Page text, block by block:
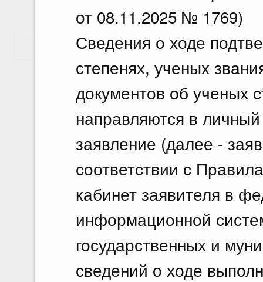
от 08.11.2025 № 1769)
Сведения о ходе
степенях, ученых
документов об ученых
направляются в
заявление (далее -
соответствии с
кабинет заявителя в
информационной
государственных и
сведений о ходе
Показать еще